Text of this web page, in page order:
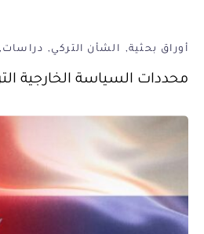
أوراق بحثية الشأن التركي دراسات
محددات السياسة الخارجية